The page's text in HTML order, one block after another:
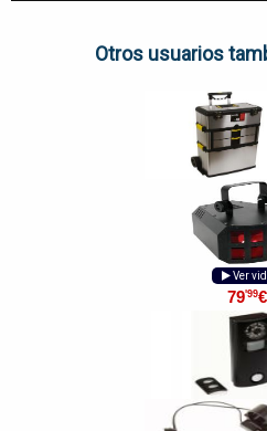
Otros usuarios
Ver
79'99€